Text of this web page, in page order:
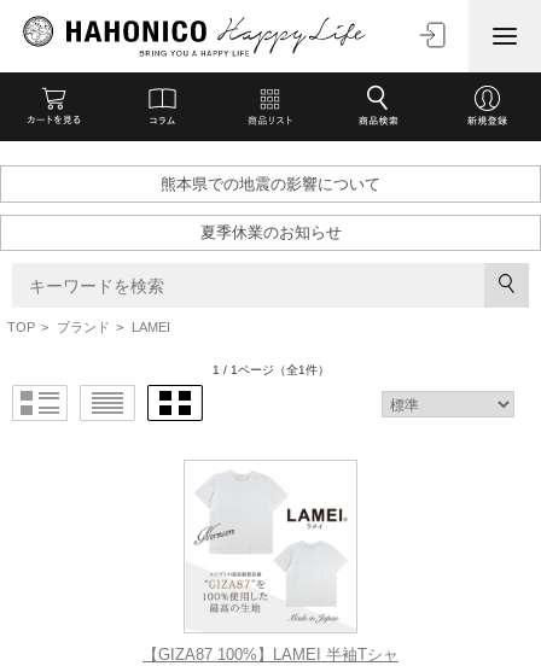
熊本県での地震の影響について
夏季休業のお知らせ
TOP > ブランド > LAMEI
1 / 1ページ （全1件）
【GIZA87 100%】LAMEI 半袖Tシャ